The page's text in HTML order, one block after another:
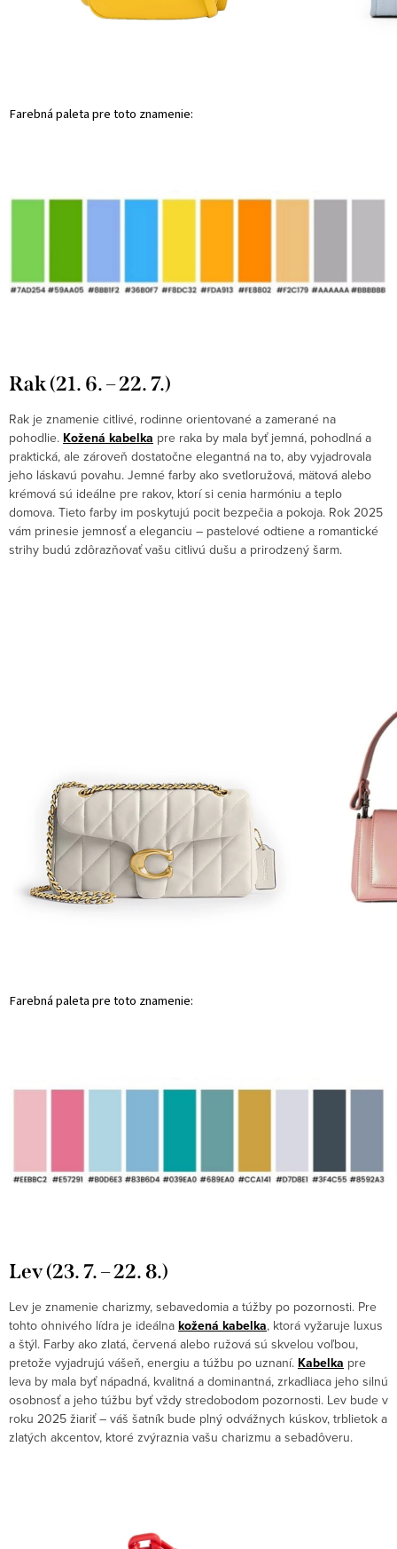
Farebná paleta pre toto znamenie:
Rak (21. 6. – 22. 7.)
Rak je znamenie citlivé, rodinne orientované a zamerané na
pohodlie. Kožená kabelka pre raka by mala byť jemná, pohodlná a
praktická, ale zároveň dostatočne elegantná na to, aby vyjadrovala
jeho láskavú povahu. Jemné farby ako svetloružová, mätová alebo
krémová sú ideálne pre rakov, ktorí si cenia harmóniu a teplo
domova. Tieto farby im poskytujú pocit bezpečia a pokoja. Rok 2025
vám prinesie jemnosť a eleganciu – pastelové odtiene a romantické
strihy budú zdôrazňovať vašu citlivú dušu a prirodzený šarm.
Farebná paleta pre toto znamenie:
Lev (23. 7. – 22. 8.)
Lev je znamenie charizmy, sebavedomia a túžby po pozornosti. Pre
tohto ohnivého lídra je ideálna kožená kabelka, ktorá vyžaruje luxus
a štýl. Farby ako zlatá, červená alebo ružová sú skvelou voľbou,
pretože vyjadrujú vášeň, energiu a túžbu po uznaní. Kabelka pre
leva by mala byť nápadná, kvalitná a dominantná, zrkadliaca jeho silnú
osobnosť a jeho túžbu byť vždy stredobodom pozornosti. Lev bude v
roku 2025 žiariť – váš šatník bude plný odvážnych kúskov, trblietok a
zlatých akcentov, ktoré zvýraznia vašu charizmu a sebadôveru.